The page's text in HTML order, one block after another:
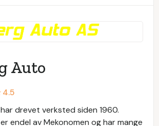
Auto
4.5
drevet verksted siden 1960.
endel av Mekonomen og har mange